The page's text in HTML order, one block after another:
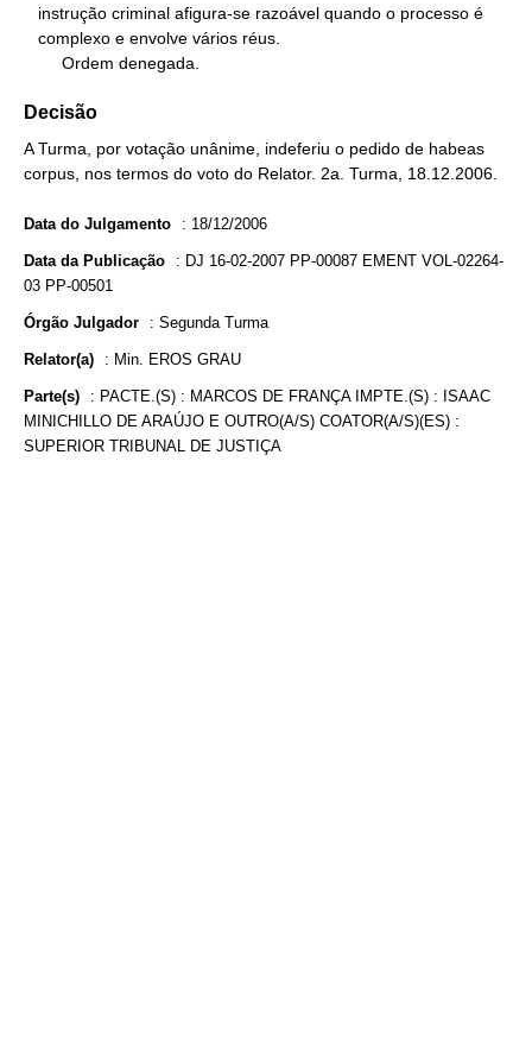
        Ordem denegada.
Decisão
A Turma, por votação unânime, indeferiu o pedido de habeas
corpus, nos termos do voto do Relator. 2a. Turma, 18.12.2006.
Data do Julgamento : 18/12/2006
Data da Publicação : DJ 16-02-2007 PP-00087 EMENT VOL-02264-
03 PP-00501
Órgão Julgador : Segunda Turma
Relator(a) : Min. EROS GRAU
Parte(s) : PACTE.(S) : MARCOS DE FRANÇA IMPTE.(S) : ISAAC
MINICHILLO DE ARAÚJO E OUTRO(A/S) COATOR(A/S)(ES) :
SUPERIOR TRIBUNAL DE JUSTIÇA